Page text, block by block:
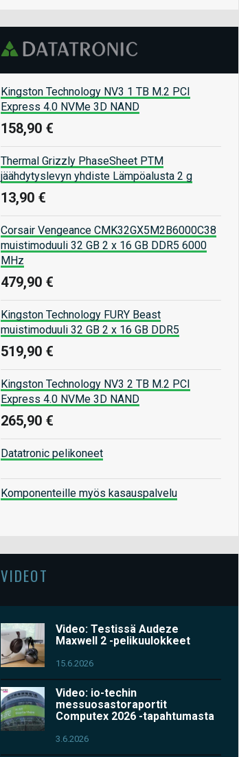
Kingston Technology NV3 1 TB M.2 PCI
Express 4.0 NVMe 3D NAND
158,90 €
Thermal Grizzly PhaseSheet PTM
jäähdytyslevyn yhdiste Lämpöalusta 2 g
13,90 €
Corsair Vengeance CMK32GX5M2B6000C38
muistimoduuli 32 GB 2 x 16 GB DDR5 6000
MHz
479,90 €
Kingston Technology FURY Beast
muistimoduuli 32 GB 2 x 16 GB DDR5
519,90 €
Kingston Technology NV3 2 TB M.2 PCI
Express 4.0 NVMe 3D NAND
265,90 €
Datatronic pelikoneet
Komponenteille myös kasauspalvelu
VIDEOT
Video: Testissä Audeze
Maxwell 2 -pelikuulokkeet
15.6.2026
Video: io-techin
messuosastoraportit
Computex 2026 -tapahtumasta
3.6.2026